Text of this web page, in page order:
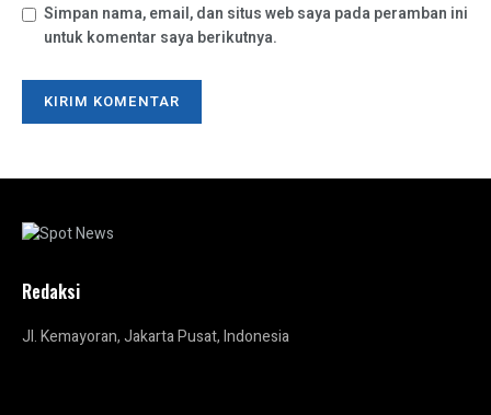
Simpan nama, email, dan situs web saya pada peramban ini
untuk komentar saya berikutnya.
Redaksi
Jl. Kemayoran, Jakarta Pusat, Indonesia